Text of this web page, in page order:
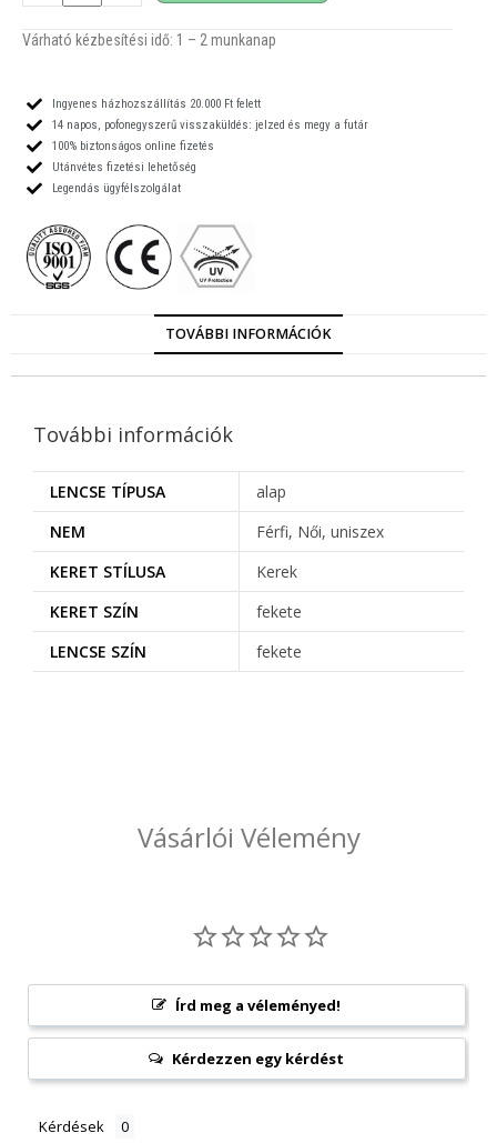
Várható kézbesítési idő: 1 – 2 munkanap
Ingyenes házhozszállítás 20.000 Ft felett
14 napos, pofonegyszerű visszaküldés: jelzed és megy a futár
100% biztonságos online fizetés
Utánvétes fizetési lehetőség
Legendás ügyfélszolgálat
TOVÁBBI INFORMÁCIÓK
További információk
LENCSE TÍPUSA
alap
NEM
Férfi, Női, uniszex
KERET STÍLUSA
Kerek
KERET SZÍN
fekete
LENCSE SZÍN
fekete
Vásárlói Vélemény
Írd meg a véleményed!
Kérdezzen egy kérdést
Kérdések